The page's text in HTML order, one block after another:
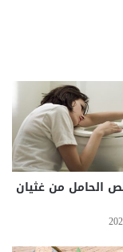
الحامل من غثيان